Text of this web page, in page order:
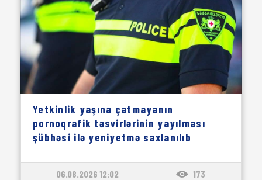
Yetkinlik yaşına çatmayanın
pornoqrafik təsvirlərinin yayılması
şübhəsi ilə yeniyetmə saxlanılıb
06.08.2026 12:02 173